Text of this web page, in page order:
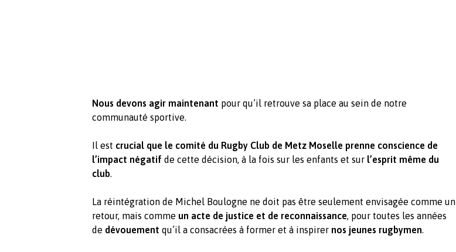
Nous devons agir maintenant pour qu’il retrouve sa place au sein de notre
communauté sportive.
Il est crucial que le comité du Rugby Club de Metz Moselle prenne conscience de
l’impact négatif de cette décision, à la fois sur les enfants et sur l’esprit même du
club.
La réintégration de Michel Boulogne ne doit pas être seulement envisagée comme un
retour, mais comme un acte de justice et de reconnaissance, pour toutes les années
de dévouement qu’il a consacrées à former et à inspirer nos jeunes rugbymen.